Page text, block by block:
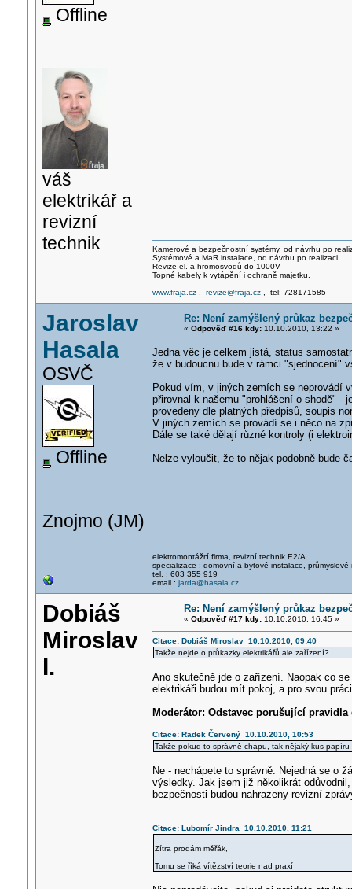
Offline
váš
elektrikář a
revizní
technik
Kamerové a bezpečnostní systémy, od návrhu po
Systémové a MaR instalace, od návrhu po realizaci.
Revize el. a hromosvodů do 1000V
Topné kabely k vytápění i ochraně majetku.
www.fraja.cz, revize@fraja.cz, tel: 728171585
Jaroslav
Hasala
OSVČ
Offline
Znojmo (JM)
Re: Není zamýšlený průkaz
« Odpověď #16 kdy:10.10.2010, 13:22 »
Jedna věc je celkem jistá, status
že v budoucnu bude v rámci "sjednocení"
Pokud vím, v jiných zemích se neprovádí
přirovnal k našemu "prohlášení o shodě" -
provedeny dle platných předpisů, soupis
V jiných zemích se provádí se i něco na
Dále se také dělají různé kontroly (i
Nelze vyloučit, že to nějak podobně bude
elektromontážní firma, revizní technik E2/A
specializace : domovní a bytové instalace, průmyslové
tel. : 603 355 919
email : jarda@hasala.cz
Dobiáš
Miroslav
I.
Re: Není zamýšlený průkaz
« Odpověď #17 kdy:10.10.2010, 16:45 »
Citace: Dobiáš Miroslav 10.10.2010, 09:40
Takže nejde o průkazky elektrikářů ale zařízení?
Ano skutečně jde o zařízení. Naopak co
elektrikáři budou mít pokoj, a pro svou
Moderátor: Odstavec porušující
Citace: Radek Červený 10.10.2010, 10:53
Takže pokud to správně chápu, tak nějaký kus
Ne - nechápete to správně. Nejedná se o
výsledky. Jak jsem již několikrát
bezpečnosti budou nahrazeny revizní
Citace: Lubomír Jindra 10.10.2010, 11:21
Zítra prodám měřák,
Tomu se říká vítězství teorie nad praxí